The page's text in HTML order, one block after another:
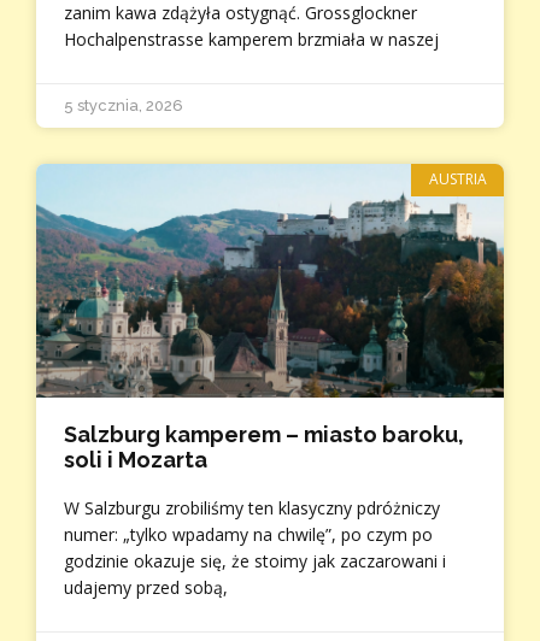
zanim kawa zdążyła ostygnąć. Grossglockner
Hochalpenstrasse kamperem brzmiała w naszej
5 stycznia, 2026
AUSTRIA
Salzburg kamperem – miasto baroku,
soli i Mozarta
W Salzburgu zrobiliśmy ten klasyczny pdróżniczy
numer: „tylko wpadamy na chwilę”, po czym po
godzinie okazuje się, że stoimy jak zaczarowani i
udajemy przed sobą,